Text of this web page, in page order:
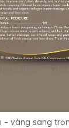
– vàng sang